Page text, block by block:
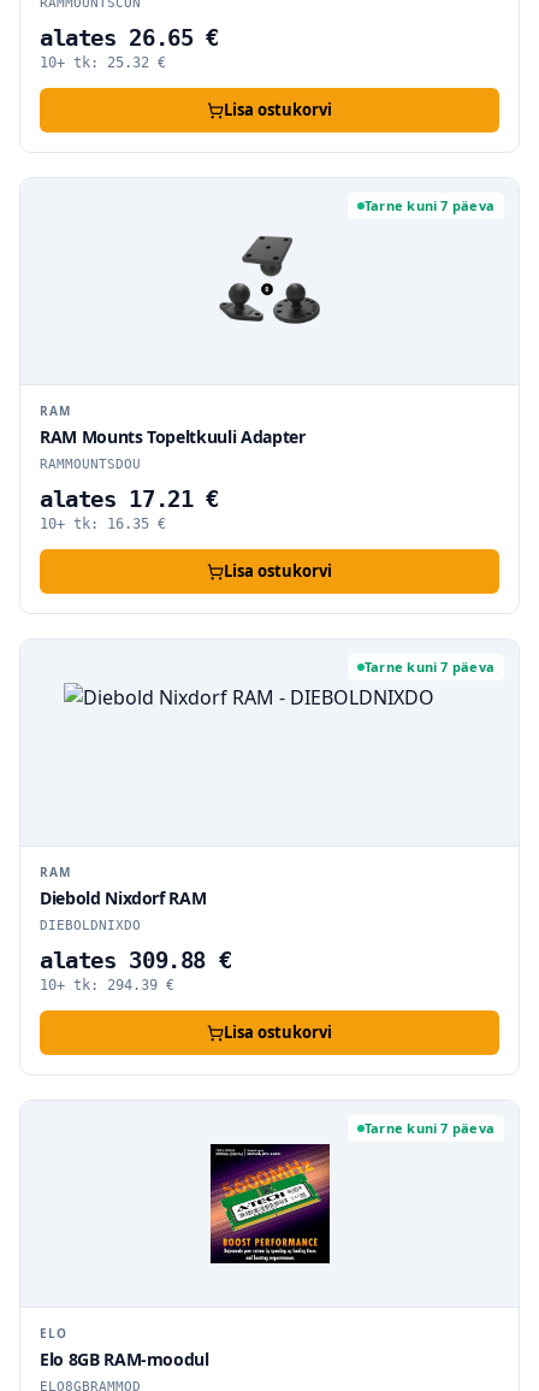
alates 26.65 €
10+ tk: 25.32 €
Lisa ostukorvi
Tarne kuni 7 päeva
RAM
RAM Mounts Topeltkuuli Adapter
RAMMOUNTSDOU
alates 17.21 €
10+ tk: 16.35 €
Lisa ostukorvi
Tarne kuni 7 päeva
RAM
Diebold Nixdorf RAM
DIEBOLDNIXDO
alates 309.88 €
10+ tk: 294.39 €
Lisa ostukorvi
Tarne kuni 7 päeva
ELO
Elo 8GB RAM-moodul
ELO8GBRAMMOD